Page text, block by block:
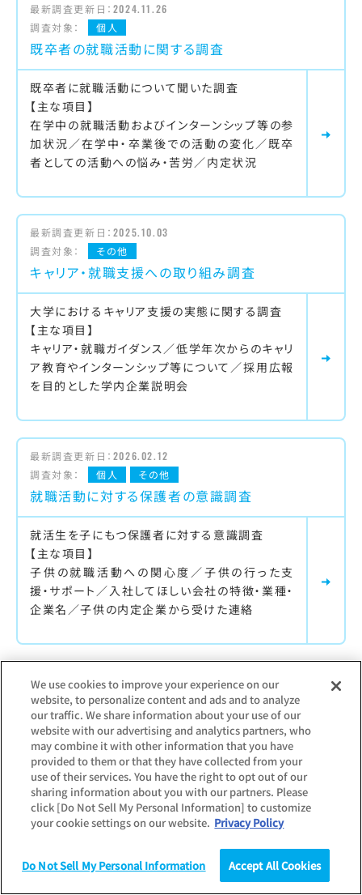
統計（データ） コラム
最新調査更新日： 2024.11.26
調査対象：
個人
既卒者の就職活動に関する調査
既卒者に就職活動について聞いた調査
【主な項目】
在学中の就職活動およびインターンシップ等の参
加状況／在学中・卒業後での活動の変化／既卒
者としての活動への悩み・苦労／内定状況
最新調査更新日： 2025.10.03
調査対象：
その他
キャリア・就職支援への取り組み調査
大学におけるキャリア支援の実態に関する調査
【主な項目】
キャリア・就職ガイダンス／低学年次からのキャリ
ア教育やインターンシップ等について／採用広報
を目的とした学内企業説明会
最新調査更新日： 2026.02.12
調査対象：
個人 その他
就職活動に対する保護者の意識調査
就活生を子にもつ保護者に対する意識調査
【主な項目】
子供の就職活動への関心度／子供の行った支
援・サポート／入社してほしい会社の特徴・業種・
企業名／子供の内定企業から受けた連絡
最新調査更新日： 2026.07.31
調査対象：
学生
内定者意識調査
内定を保有している学生を対象に実施した意識
調査
【主な項目】
内々定保有社数／入社意欲の高まるPR／インタ
ーンシップ・仕事体験の影響
We use cookies to improve your experience on our
website, to personalize content and ads and to analyze
our traffic. We share information about your use of our
website with our advertising and analytics partners, who
may combine it with other information that you have
provided to them or that they have collected from your
use of their services. You have the right to opt out of our
sharing information about you with our partners. Please
click [Do Not Sell My Personal Information] to customize
your cookie settings on our website. Privacy Policy
Do Not Sell My Personal Information Accept All Cookies